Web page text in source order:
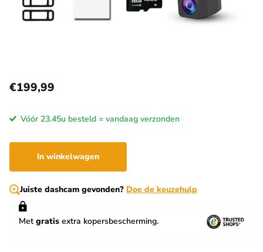
€199,99
Vóór 23.45u besteld = vandaag verzonden
In winkelwagen
Juiste dashcam gevonden? Doe de keuzehulp
Met gratis extra kopersbescherming.